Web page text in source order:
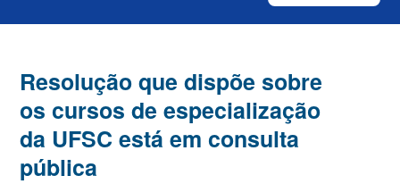
Resolução que dispõe sobre
os cursos de especialização
da UFSC está em consulta
pública